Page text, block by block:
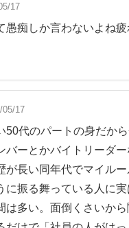
17
愚痴しか言わないよね疲
05/17
50代のパートの身だか
バーとかバイトリーダ
が長い同年代でマイル
に振る舞っている人に
は多い。面倒くさいか